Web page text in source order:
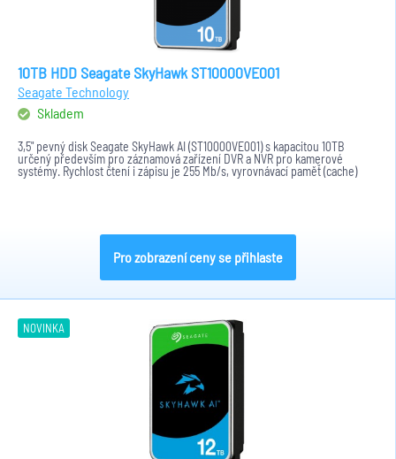
10TB HDD Seagate SkyHawk ST10000VE001
Seagate Technology
Skladem
3,5" pevný disk Seagate SkyHawk AI (ST10000VE001) s kapacitou 10TB
určený především pro záznamová zařízení DVR a NVR pro kamerové
systémy. Rychlost čtení i zápisu je 255 Mb/s, vyrovnávací paměť (cache)
256...
Pro zobrazení ceny se přihlaste
NOVINKA